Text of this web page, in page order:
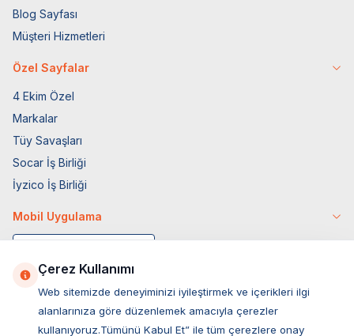
Blog Sayfası
Müşteri Hizmetleri
Özel Sayfalar
4 Ekim Özel
Markalar
Tüy Savaşları
Socar İş Birliği
İyzico İş Birliği
Mobil Uygulama
Çerez Kullanımı
Web sitemizde deneyiminizi iyileştirmek ve içerikleri ilgi
alanlarınıza göre düzenlemek amacıyla çerezler
kullanıyoruz.Tümünü Kabul Et” ile tüm çerezlere onay